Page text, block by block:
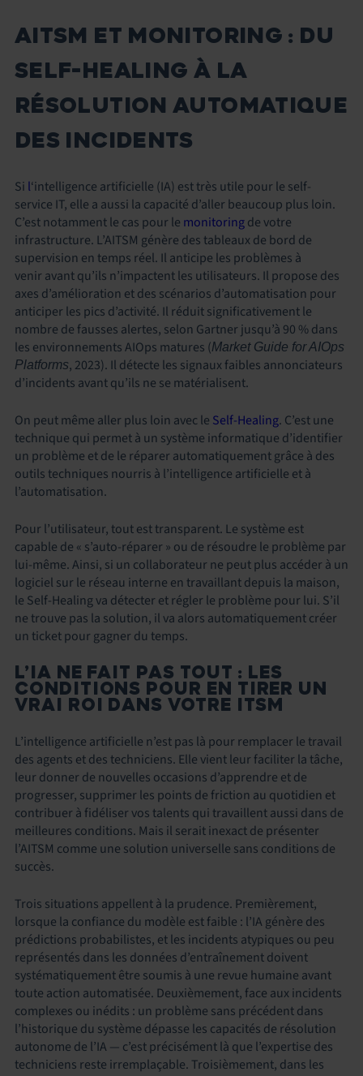
AITSM ET MONITORING : DU
SELF-HEALING À LA
RÉSOLUTION AUTOMATIQUE
DES INCIDENTS
Si l‘intelligence artificielle (IA) est très utile pour le self-
service IT, elle a aussi la capacité d’aller beaucoup plus loin.
C’est notamment le cas pour le monitoringde votre
infrastructure. L’AITSM génère des tableaux de bord de
supervision en temps réel. Il anticipe les problèmes à
venir avant qu’ils n’impactent les utilisateurs. Il propose des
axes d’amélioration et des scénarios d’automatisation pour
anticiper les pics d’activité. Il réduit significativement le
nombre de fausses alertes, selon Gartner jusqu’à 90 % dans
les environnements AIOps matures (Market Guide for AIOps
Platforms, 2023). Il détecte les signaux faibles annonciateurs
d’incidents avant qu’ils ne se matérialisent.
On peut même aller plus loin avec le Self-Healing. C’est une
technique qui permet à un système informatique d’identifier
un problème et de le réparer automatiquement grâce à des
outils techniques nourris à l’intelligence artificielle et à
l’automatisation.
Pour l’utilisateur, tout est transparent. Le système est
capable de « s’auto-réparer » ou de résoudre le problème par
lui-même. Ainsi, si un collaborateur ne peut plus accéder à un
logiciel sur le réseau interne en travaillant depuis la maison,
le Self-Healing va détecter et régler le problème pour lui. S’il
ne trouve pas la solution, il va alors automatiquement créer
un ticket pour gagner du temps.
L’IA NE FAIT PAS TOUT : LES
CONDITIONS POUR EN TIRER UN
VRAI ROI DANS VOTRE ITSM
L’intelligence artificielle n’est pas là pour remplacer le travail
des agents et des techniciens. Elle vient leur faciliter la tâche,
leur donner de nouvelles occasions d’apprendre et de
progresser, supprimer les points de friction au quotidien et
contribuer à fidéliser vos talents qui travaillent aussi dans de
meilleures conditions. Mais il serait inexact de présenter
l’AITSM comme une solution universelle sans conditions de
succès.
Trois situations appellent à la prudence. Premièrement,
lorsque la confiance du modèle est faible : l’IA génère des
prédictions probabilistes, et les incidents atypiques ou peu
représentés dans les données d’entraînement doivent
systématiquement être soumis à une revue humaine avant
toute action automatisée. Deuxièmement, face aux incidents
complexes ou inédits : un problème sans précédent dans
l’historique du système dépasse les capacités de résolution
autonome de l’IA — c’est précisément là que l’expertise des
techniciens reste irremplaçable. Troisièmement, dans les